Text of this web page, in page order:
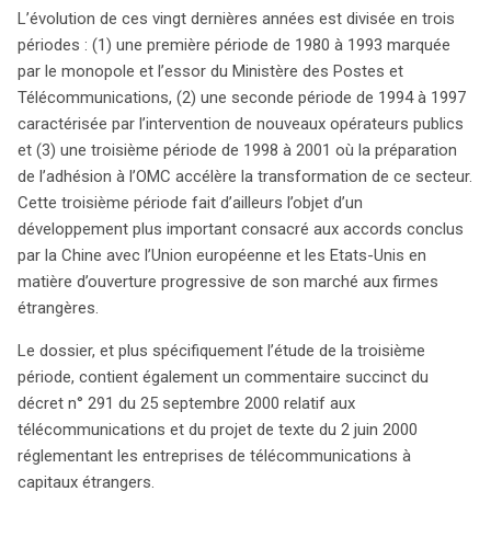
marquée par le monopole exercé par le Ministère des
Postes et Télécommunications, qui a dominé le paysage
télécom. La seconde période, de 1994 à 1997, voit
l’émergence de nouveaux opérateurs publics, amorçant
une diversification du marché. Enfin, la troisième période,
de 1998 à 2001, est déterminante : la Chine se prépare à
son intégration dans l’OMC, un tournant qui accélère
l’ouverture de son marché aux entreprises étrangères.
Cette phase cruciale est également analysée à travers
les accords conclus avec l’Union européenne et les
États-Unis, qui ont favorisé un environnement plus
concurrentiel. En outre, l’article aborde des textes
2000 et les projets de loi concernant les entreprises de
télécommunications à capitaux étrangers, soulignant
l’importance de ces mesures pour la libéralisation du
secteur. L’ensemble de ces éléments révèle comment la
Chine a su transformer ses télécommunications en un
acteur mondial incontournable.
L’évolution de ces vingt dernières années est divisée en trois
périodes : (1) une première période de 1980 à 1993 marquée
par le monopole et l’essor du Ministère des Postes et
Télécommunications, (2) une seconde période de 1994 à 1997
caractérisée par l’intervention de nouveaux opérateurs publics
et (3) une troisième période de 1998 à 2001 où la préparation
de l’adhésion à l’OMC accélère la transformation de ce secteur.
Cette troisième période fait d’ailleurs l’objet d’un
développement plus important consacré aux accords conclus
par la Chine avec l’Union européenne et les Etats-Unis en
matière d’ouverture progressive de son marché aux firmes
étrangères.
Le dossier, et plus spécifiquement l’étude de la troisième
période, contient également un commentaire succinct du
décret n° 291 du 25 septembre 2000 relatif aux
télécommunications et du projet de texte du 2 juin 2000
réglementant les entreprises de télécommunications à
capitaux étrangers.